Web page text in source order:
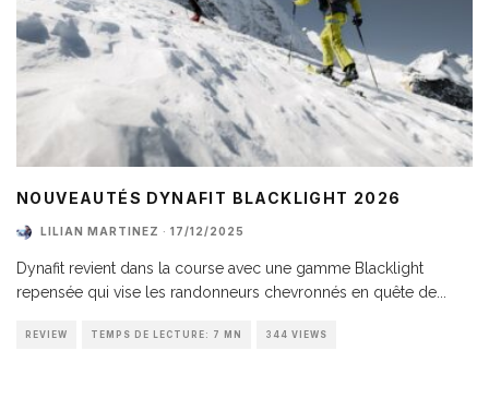
NOUVEAUTÉS DYNAFIT BLACKLIGHT 2026
LILIAN MARTINEZ · 17/12/2025
Dynafit revient dans la course avec une gamme Blacklight
repensée qui vise les randonneurs chevronnés en quête de
REVIEW TEMPS DE LECTURE: 7 MN 344 VIEWS